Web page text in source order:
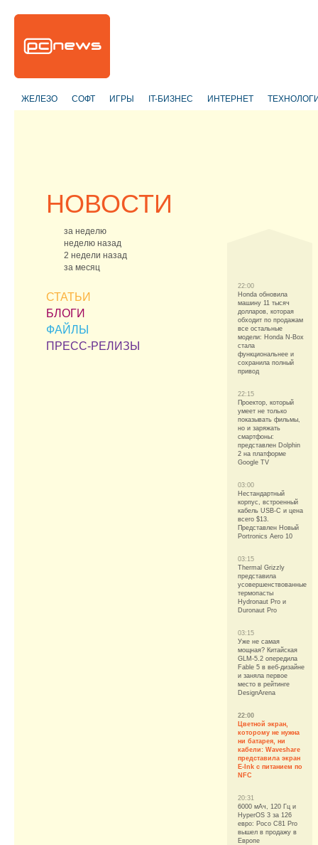
ЖЕЛЕЗО СОФТ ИГРЫ IT-БИЗНЕС ИНТЕРНЕТ
НОВОСТИ
за неделю
неделю назад
2 недели назад
за месяц
СТАТЬИ
БЛОГИ
ФАЙЛЫ
ПРЕСС-РЕЛИЗЫ
22:00
Honda обновила
машину 11 тысяч
долларов, которая
обходит по продажам
все остальные
модели: Honda N-Box
стала
функциональнее и
сохранила полный
привод
22:15
Проектор, который
умеет не только
показывать фильмы,
но и заряжать
смартфоны:
представлен Dolphin
2 на платформе
Google TV
03:00
Нестандартный
корпус, встроенный
кабель USB-C и цена
всего $13.
Представлен Новый
Portronics Aero 10
03:15
Thermal Grizzly
представила
усовершенствованные
термопасты
Hydronaut Pro и
Duronaut Pro
03:15
Уже не самая
мощная? Китайская
GLM-5.2 опередила
Fable 5 в веб-дизайне
и заняла первое
место в рейтинге
DesignArena
22:00
Цветной экран,
которому не нужна
ни батарея, ни
кабели: Waveshare
представила экран
E-Ink с питанием по
NFC
20:31
6000 мАч, 120 Гц и
HyperOS 3 за 126
евро: Poco C81 Pro
вышел в продажу в
Европе